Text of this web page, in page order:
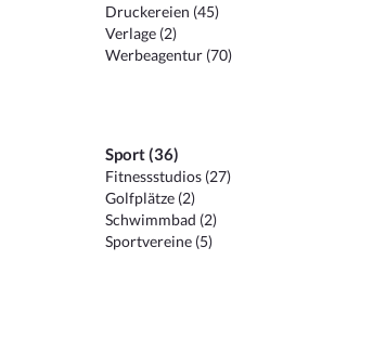
Druckereien (45)
Verlage (2)
Werbeagentur (70)
Sport (36)
Fitnessstudios (27)
Golfplätze (2)
Schwimmbad (2)
Sportvereine (5)